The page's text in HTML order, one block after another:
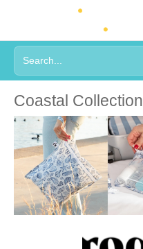
Coastal Collection